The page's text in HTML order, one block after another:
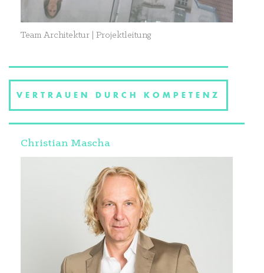
Team Architektur | Projektleitung
VERTRAUEN DURCH KOMPETENZ
Christian Mascha